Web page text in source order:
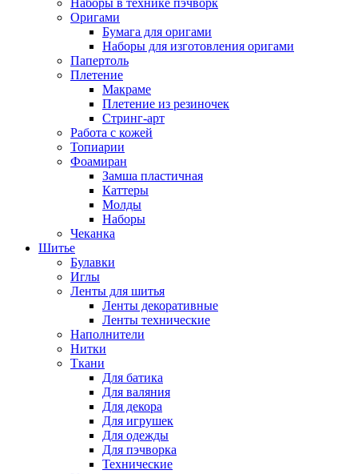
Наборы в технике пэчворк
Оригами
Бумага для оригами
Наборы для изготовления оригами
Папертоль
Плетение
Макраме
Плетение из резиночек
Стринг-арт
Работа с кожей
Топиарии
Фоамиран
Замша пластичная
Каттеры
Молды
Наборы
Чеканка
Шитье
Булавки
Иглы
Ленты для шитья
Ленты декоративные
Ленты технические
Наполнители
Нитки
Ткани
Для батика
Для валяния
Для декора
Для игрушек
Для одежды
Для пэчворка
Технические